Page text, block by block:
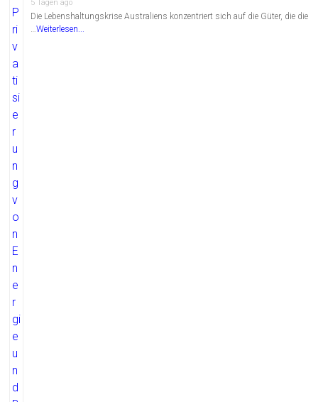
5 Tagen ago
Die Lebenshaltungskrise Australiens konzentriert sich auf die Güter, die die
…Weiterlesen...